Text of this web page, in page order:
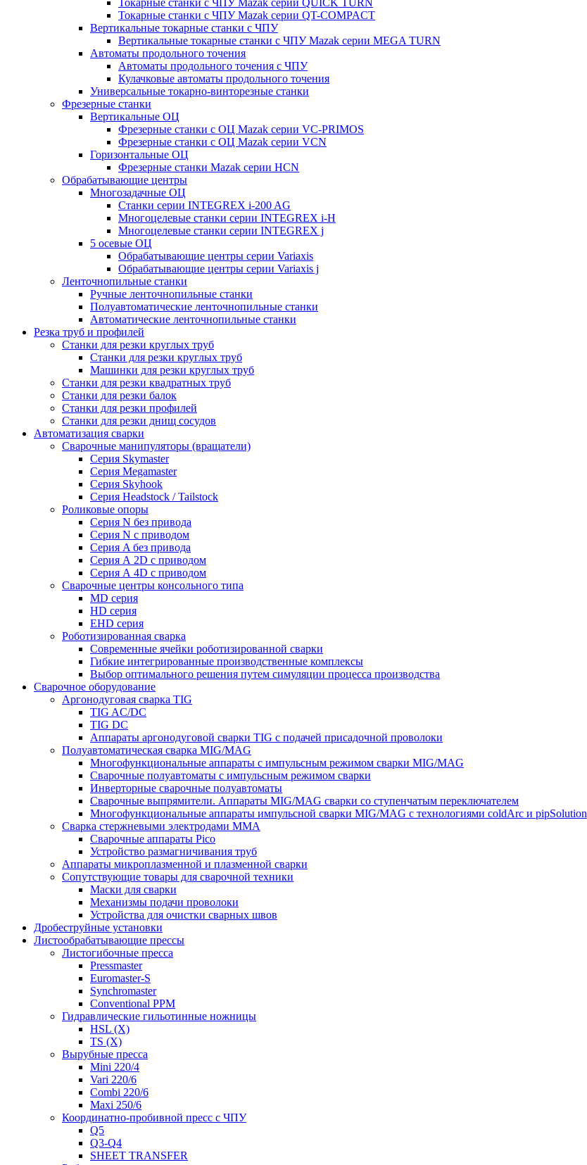
Токарные станки с ЧПУ Mazak серии QT-COMPACT
Вертикальные токарные станки с ЧПУ
Вертикальные токарные станки с ЧПУ Mazak серии MEGA TURN
Автоматы продольного точения
Автоматы продольного точения с ЧПУ
Кулачковые автоматы продольного точения
Универсальные токарно-винторезные станки
Фрезерные станки
Вертикальные ОЦ
Фрезерные станки с ОЦ Mazak серии VC-PRIMOS
Фрезерные станки с ОЦ Mazak серии VCN
Горизонтальные ОЦ
Фрезерные станки Mazak серии HCN
Обрабатывающие центры
Многозадачные ОЦ
Cтанки серии INTEGREX i-200 AG
Многоцелевые станки серии INTEGREX i-H
Многоцелевые станки серии INTEGREX j
5 осевые ОЦ
Обрабатывающие центры серии Variaxis
Обрабатывающие центры серии Variaxis j
Ленточнопильные станки
Ручные ленточнопильные станки
Полуавтоматические ленточнопильные станки
Автоматические ленточнопильные станки
Резка труб и профилей
Станки для резки круглых труб
Станки для резки круглых труб
Машинки для резки круглых труб
Станки для резки квадратных труб
Станки для резки балок
Станки для резки профилей
Станки для резки днищ сосудов
Автоматизация сварки
Сварочные манипуляторы (вращатели)
Серия Skymaster
Серия Megamaster
Серия Skyhook
Серия Headstock / Tailstock
Роликовые опоры
Серия N без привода
Серия N с приводом
Серия A без привода
Серия А 2D с приводом
Серия А 4D с приводом
Сварочные центры консольного типа
MD серия
HD серия
EHD серия
Роботизированная сварка
Современные ячейки роботизированной сварки
Гибкие интегрированные производственные комплексы
Выбор оптимального решения путем симуляции процесса производства
Сварочное оборудование
Аргонодуговая сварка TIG
TIG AC/DC
TIG DC
Аппараты аргонодуговой сварки TIG с подачей присадочной проволоки
Полуавтоматическая сварка MIG/MAG
Многофункциональные аппараты с импульсным режимом сварки MIG/MAG
Сварочные полуавтоматы с импульсным режимом сварки
Инверторные сварочные полуавтоматы
Сварочные выпрямители. Аппараты MIG/MAG сварки со ступенчатым переключателем
Многофункциональные аппараты импульсной сварки MIG/MAG с технологиями coldArc и pipSolution
Сварка стержневыми электродами MMA
Сварочные аппараты Pico
Устройство размагничивания труб
Аппараты микроплазменной и плазменной сварки
Сопутствующие товары для сварочной техники
Маски для сварки
Механизмы подачи проволоки
Устройства для очистки сварных швов
Дробеструйные установки
Листообрабатывающие прессы
Листогибочные пресса
Pressmaster
Euromaster-S
Synchromaster
Conventional PPM
Гидравлические гильотинные ножницы
HSL (X)
TS (X)
Вырубные пресса
Mini 220/4
Vari 220/6
Combi 220/6
Maxi 250/6
Координатно-пробивной пресс с ЧПУ
Q5
Q3-Q4
SHEET TRANSFER